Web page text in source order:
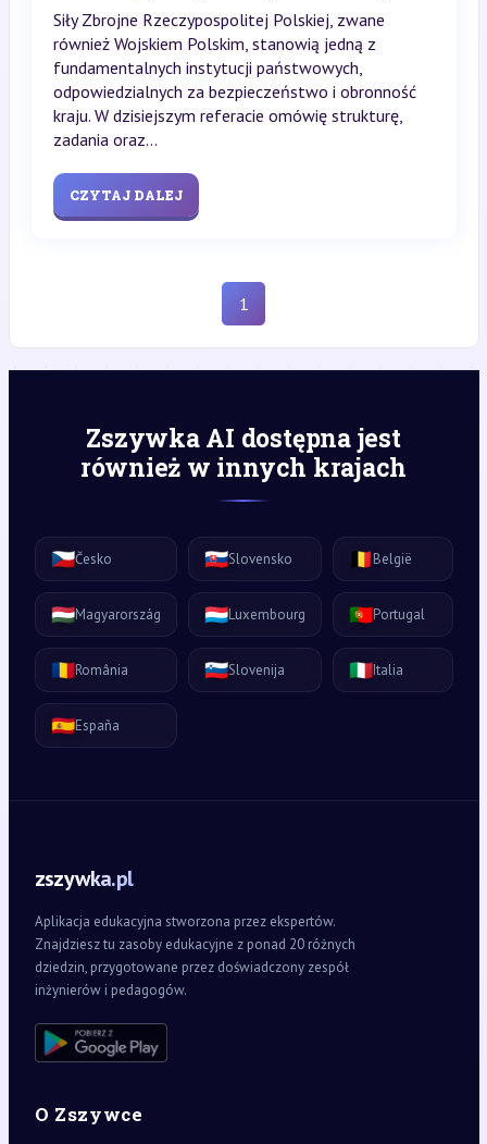
Siły Zbrojne Rzeczypospolitej Polskiej, zwane
również Wojskiem Polskim, stanowią jedną z
fundamentalnych instytucji państwowych,
odpowiedzialnych za bezpieczeństwo i obronność
kraju. W dzisiejszym referacie omówię strukturę,
zadania oraz...
CZYTAJ DALEJ
1
Zszywka AI dostępna jest
również w innych krajach
🇨🇿Česko 🇸🇰Slovensko 🇧🇪België
🇭🇺Magyarország 🇱🇺Luxembourg 🇵🇹Portugal
🇷🇴România 🇸🇮Slovenija 🇮🇹Italia
🇪🇸España
zszywka.pl
Aplikacja edukacyjna stworzona przez ekspertów.
Znajdziesz tu zasoby edukacyjne z ponad 20 różnych
dziedzin, przygotowane przez doświadczony zespół
inżynierów i pedagogów.
O Zszywce